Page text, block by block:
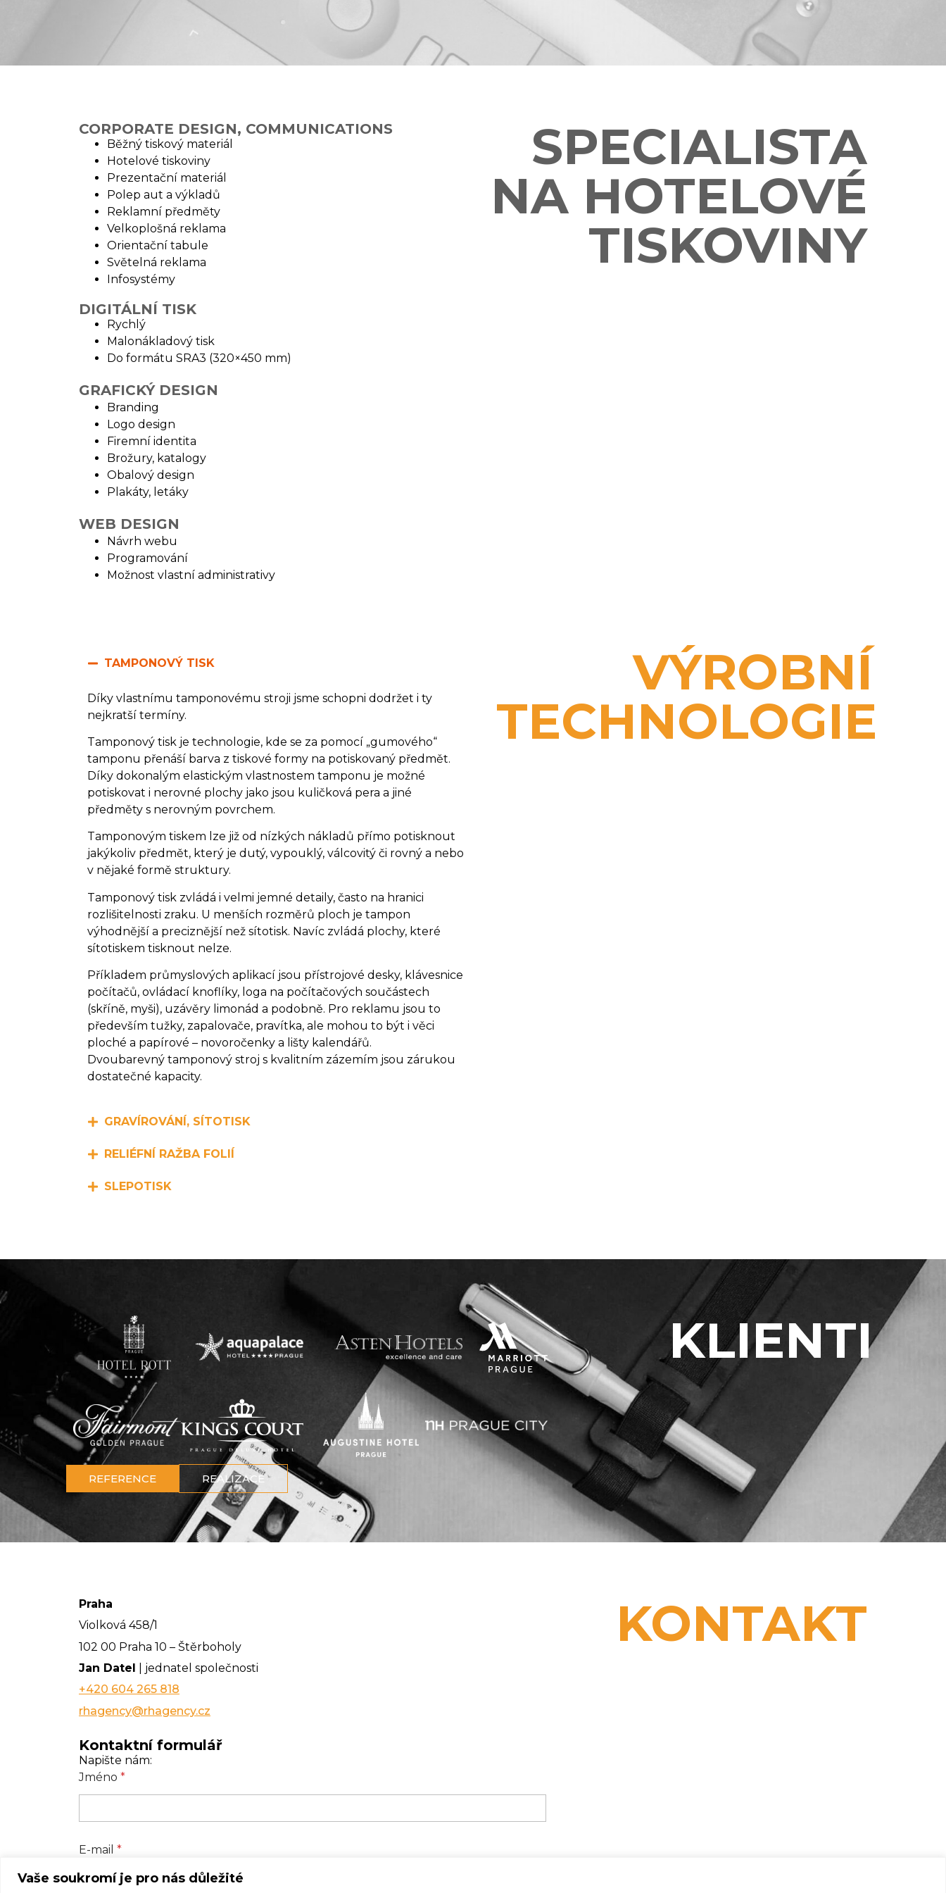
Vaše soukromí je pro nás důležité
CORPORATE DESIGN, COMMUNICATIONS
Běžný tiskový materiál
Hotelové tiskoviny
Prezentační materiál
Polep aut a výkladů
Reklamní předměty
Velkoplošná reklama
Orientační tabule
Světelná reklama
Infosystémy
DIGITÁLNÍ TISK
Rychlý
Malonákladový tisk
Do formátu SRA3 (320×450 mm)
GRAFICKÝ DESIGN
Branding
Logo design
Firemní identita
Brožury, katalogy
Obalový design
Plakáty, letáky
WEB DESIGN
Návrh webu
Programování
Možnost vlastní administrativy
SPECIALISTA
NA HOTELOVÉ
TISKOVINY
TAMPONOVÝ TISK
Díky vlastnímu tamponovému stroji jsme schopni dodržet i ty
nejkratší termíny.
Tamponový tisk je technologie, kde se za pomocí „gumového“
tamponu přenáší barva z tiskové formy na potiskovaný předmět.
Díky dokonalým elastickým vlastnostem tamponu je možné
potiskovat i nerovné plochy jako jsou kuličková pera a jiné
předměty s nerovným povrchem.
Tamponovým tiskem lze již od nízkých nákladů přímo potisknout
jakýkoliv předmět, který je dutý, vypouklý, válcovitý či rovný a nebo
v nějaké formě struktury.
Tamponový tisk zvládá i velmi jemné detaily, často na hranici
rozlišitelnosti zraku. U menších rozměrů ploch je tampon
výhodnější a preciznější než sítotisk. Navíc zvládá plochy, které
sítotiskem tisknout nelze.
Příkladem průmyslových aplikací jsou přístrojové desky, klávesnice
počítačů, ovládací knoflíky, loga na počítačových součástech
(skříně, myši), uzávěry limonád a podobně. Pro reklamu jsou to
především tužky, zapalovače, pravítka, ale mohou to být i věci
ploché a papírové – novoročenky a lišty kalendářů.
Dvoubarevný tamponový stroj s kvalitním zázemím jsou zárukou
dostatečné kapacity.
GRAVÍROVÁNÍ, SÍTOTISK
RELIÉFNÍ RAŽBA FOLIÍ
SLEPOTISK
VÝROBNÍ
TECHNOLOGIE
REFERENCE REALIZACE
KLIENTI
Praha
Violková 458/1
102 00 Praha 10 – Štěrboholy
Jan Datel | jednatel společnosti
+420 604 265 818
rhagency@rhagency.cz
Kontaktní formulář
Napište nám:
Jméno *
E-mail *
KONTAKT